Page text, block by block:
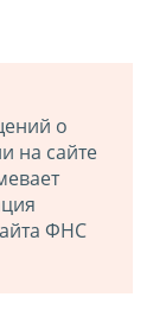
о
на сайте
ФНС